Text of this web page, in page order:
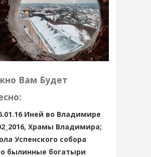
Вам Будет
Иней во Владимире
Храмы Владимира;
Успенского собора
былинные богатыри